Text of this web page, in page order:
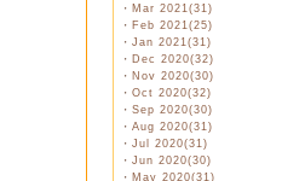
・ Mar 2021(31)
・ Feb 2021(25)
・ Jan 2021(31)
・ Dec 2020(32)
・ Nov 2020(30)
・ Oct 2020(32)
・ Sep 2020(30)
・ Aug 2020(31)
・ Jul 2020(31)
・ Jun 2020(30)
・ May 2020(31)